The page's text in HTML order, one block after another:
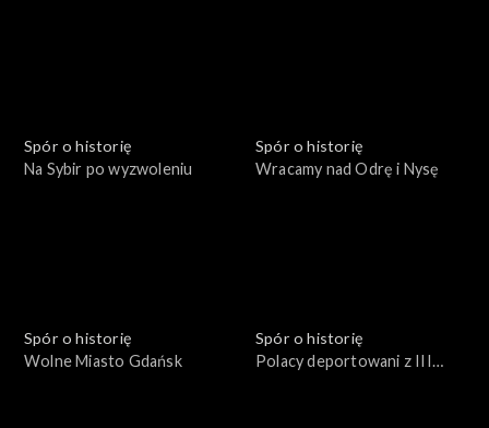
Spór o historię
Na Sybir po wyzwoleniu
Spór o historię
Wracamy nad Odrę i Nysę
Spór o historię
Wolne Miasto Gdańsk
Spór o historię
Polacy deportowani z III